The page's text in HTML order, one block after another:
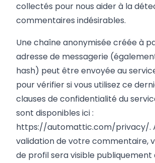
collectés pour nous aider à la
commentaires indésirables.
Une chaîne anonymisée créée à
adresse de messagerie
hash) peut être envoyée au
pour vérifier si vous utilisez ce
clauses de confidentialité du
sont disponibles ici :
https://automattic.com/privacy/.
validation de votre commentaire,
de profil sera visible publiquement